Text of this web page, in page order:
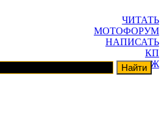
ЧИТАТЬ
МОТОФОРУМ
НАПИСАТЬ
КП
ГАРАЖ